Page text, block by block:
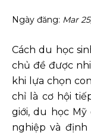
Ngày đăng: Mar
Cách du học
chủ đề được
khi lựa chọn
chỉ là cơ hội
giới, du học
nghiệp và